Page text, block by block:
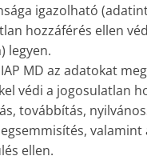
igazolható
hozzáférés ellen
legyen.
MD az adatokat
védi a jogosulatlan
továbbítás,
valamint
ellen.